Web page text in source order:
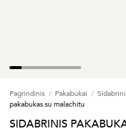
Pagrindinis Pakabukai
pakabukas su malachitu
SIDABRINIS